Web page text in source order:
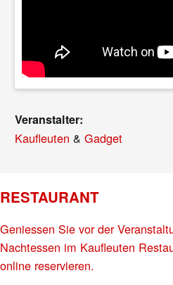
Veranstalter:
Kaufleuten &Gadget
RESTAURANT
Geniessen Sie vor der
Nachtessen im Kaufleuten
online reservieren.